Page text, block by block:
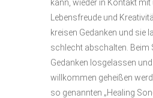
kann, wieder in Kontakt mit
Lebensfreude und
kreisen Gedanken und sie
schlecht abschalten. Beim
Gedanken losgelassen
willkommen geheißen
so genannten „Healing